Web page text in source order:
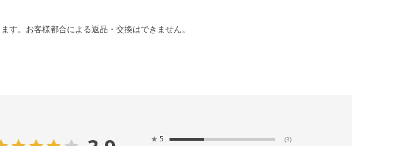
す。お客様都合による返品・交換はできません。
★ 5 (3)